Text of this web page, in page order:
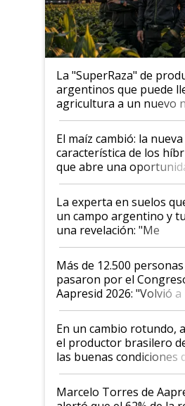
La "SuperRaza" de
argentinos que puede
agricultura a un nuevo
posibilidades de
infinitas"
El maíz cambió: la nueva
característica de los
que abre una
el lote
La experta en suelos
un campo argentino y
una revelación: "Me
impresionó mucho"
Más de 12.500 personas
pasaron por el
Aapresid 2026: "Volvió a
demostrar que hablar
suelo es hablar de todo
sistema productivo"
En un cambio rotundo,
el productor brasilero
las buenas condiciones
agro argentino para
"Los veo más motivados"
Marcelo Torres de